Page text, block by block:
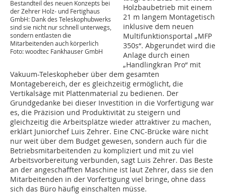
Bestandteil des neuen Konzepts bei
der Zehrer Holz- und Fertighaus
GmbH: Dank des Teleskophubwerks
sind sie nicht nur schnell unterwegs,
sondern entlasten die
Mitarbeitenden auch körperlich
Foto: woodtec Fankhauser GmbH
Holzbaubetrieb mit einem
21 m langem Montagetisch
inklusive dem neuen
Multifunktionsportal „MFP
350s“. Abgerundet wird die
Anlage durch einen
„Handlingkran Pro“ mit
Vakuum-Teleskopheber über dem gesamten
Montagebereich, der es gleichzeitig ermöglicht, die
Vertikalsäge mit Plattenmaterial zu bedienen. Der
Grundgedanke bei dieser Investition in die Vorfertigung war
es, die Präzision und Produktivität zu steigern und
gleichzeitig die Arbeitsplätze wieder attraktiver zu machen,
erklärt Juniorchef Luis Zehrer. Eine CNC-Brücke wäre nicht
nur weit über dem Budget gewesen, sondern auch für die
Betriebsmitarbeitenden zu kompliziert und mit zu viel
Arbeitsvorbereitung verbunden, sagt Luis Zehrer. Das Beste
an der angeschafften Maschine ist laut Zehrer, dass sie den
Mitarbeitenden in der Vorfertigung viel bringe, ohne dass
sich das Büro häufig einschalten müsse.